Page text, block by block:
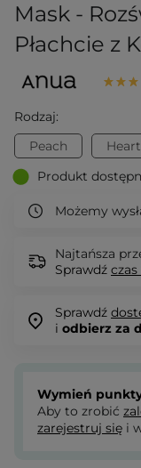
Mask -
Płachcie z
Rodzaj:
Peach
Produkt
Możemy
Najtańsza
Sprawdź czas
Sprawdź
i odbierz za
Wymień
Aby to zrobić
zarejestruj się i